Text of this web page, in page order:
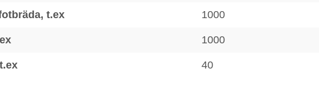
t.ex 1000
1000
40